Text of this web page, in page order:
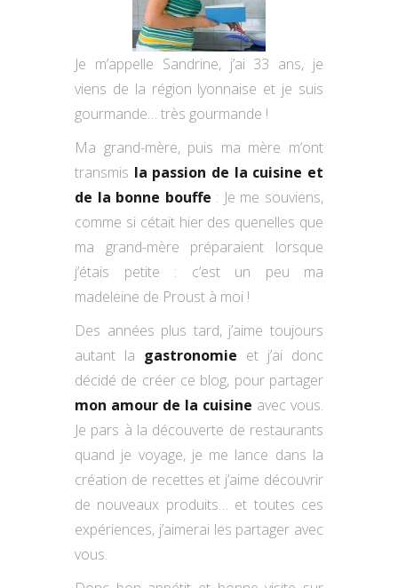
Je m’appelle Sandrine, j’ai 33 ans, je
viens de la région lyonnaise et je suis
gourmande… très gourmande !
Ma grand-mère, puis ma mère m’ont
transmis la passion de la cuisine et
de la bonne bouffe : Je me souviens,
comme si cétait hier des quenelles que
ma grand-mère préparaient lorsque
j’étais petite : c’est un peu ma
madeleine de Proust à moi !
Des années plus tard, j’aime toujours
autant la gastronomie et j’ai donc
décidé de créer ce blog, pour partager
mon amour de la cuisine avec vous.
Je pars à la découverte de restaurants
quand je voyage, je me lance dans la
création de recettes et j’aime découvrir
de nouveaux produits… et toutes ces
expériences, j’aimerai les partager avec
vous.